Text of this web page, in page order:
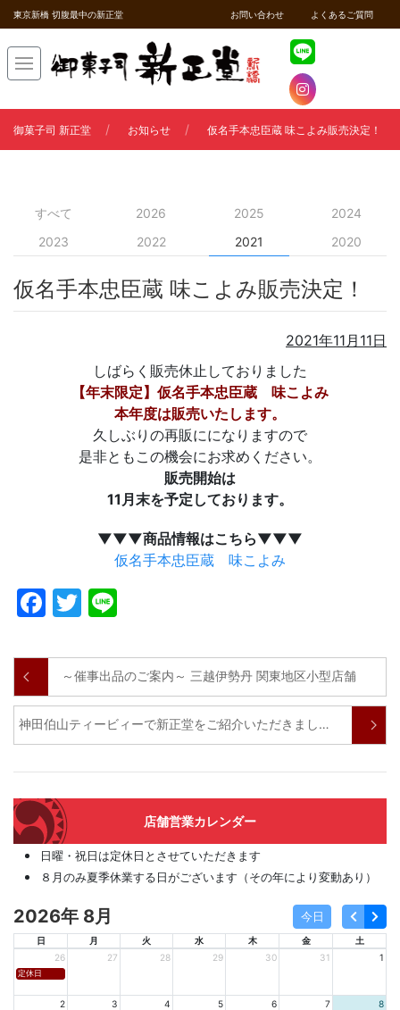
東京新橋 切腹最中の新正堂 お問い合わせ よくあるご質問
御菓子司 新正堂 お知らせ 仮名手本忠臣蔵 味こよみ販売決定！
すべて 2026 2025
2024
2023
2022 2021 2020
仮名手本忠臣蔵 味こよみ販売決定！
2021年11月11日
しばらく販売休止しておりました
【年末限定】仮名手本忠臣蔵 味こよみ
本年度は販売いたします。
久しぶりの再販にになりますので
是非ともこの機会にお求めください。
販売開始は
11月末を予定しております。
▼▼▼商品情報はこちら▼▼▼
仮名手本忠臣蔵 味こよみ
Facebook
Twitter
～催事出品のご案内～ 三越伊勢丹 関東地区小型店舗
神田伯山ティービィーで新正堂をご紹介いただきました！
店舗営業カレンダー
日曜・祝日は定休日とさせていただきます
８月のみ夏季休業する日がございます（その年により変動あり）
2026年 8月 今日
日 月 火 水 木 金
土
26
27 28 29 30 31 1
定休日
2 3 4 5 6 7 8